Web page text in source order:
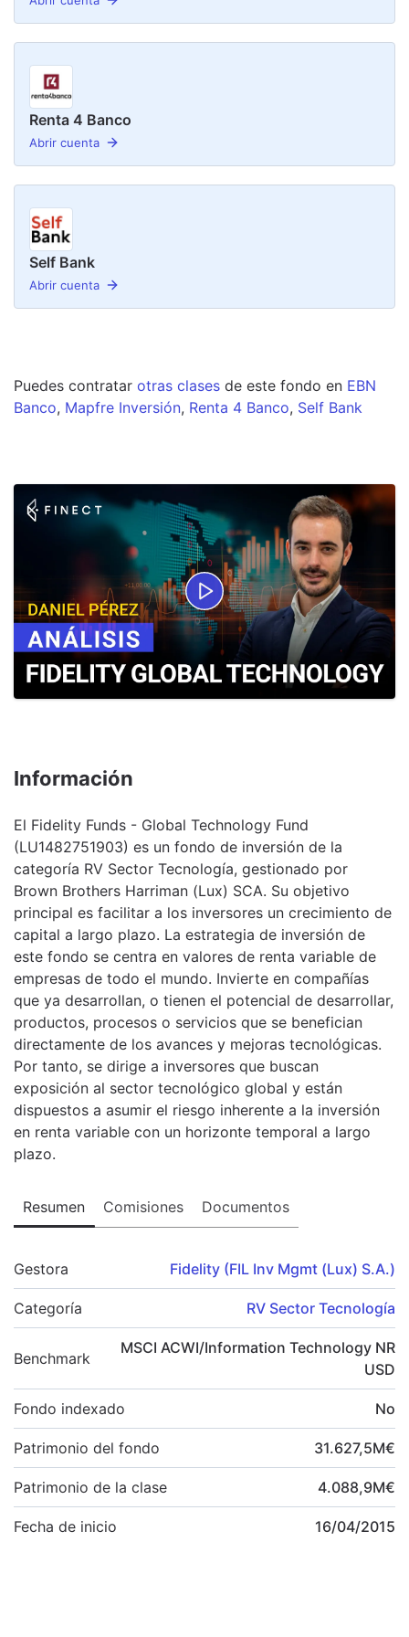
Renta 4 Banco
Abrir cuenta
Self Bank
Abrir cuenta
Puedes contratar otras clases de este fondo en EBN
Banco, Mapfre Inversión, Renta 4 Banco, Self Bank
Información
El Fidelity Funds - Global Technology Fund
(LU1482751903) es un fondo de inversión de la
categoría RV Sector Tecnología, gestionado por
Brown Brothers Harriman (Lux) SCA. Su objetivo
principal es facilitar a los inversores un crecimiento de
capital a largo plazo. La estrategia de inversión de
este fondo se centra en valores de renta variable de
empresas de todo el mundo. Invierte en compañías
que ya desarrollan, o tienen el potencial de desarrollar,
productos, procesos o servicios que se benefician
directamente de los avances y mejoras tecnológicas.
Por tanto, se dirige a inversores que buscan
exposición al sector tecnológico global y están
dispuestos a asumir el riesgo inherente a la inversión
en renta variable con un horizonte temporal a largo
plazo.
Resumen Comisiones Documentos
Gestora Fidelity (FIL Inv Mgmt (Lux) S.A.)
Categoría RV Sector Tecnología
Benchmark
MSCI ACWI/Information Technology NR
USD
Fondo indexado No
Patrimonio del fondo 31.627,5M€
Patrimonio de la clase 4.088,9M€
Fecha de inicio 16/04/2015